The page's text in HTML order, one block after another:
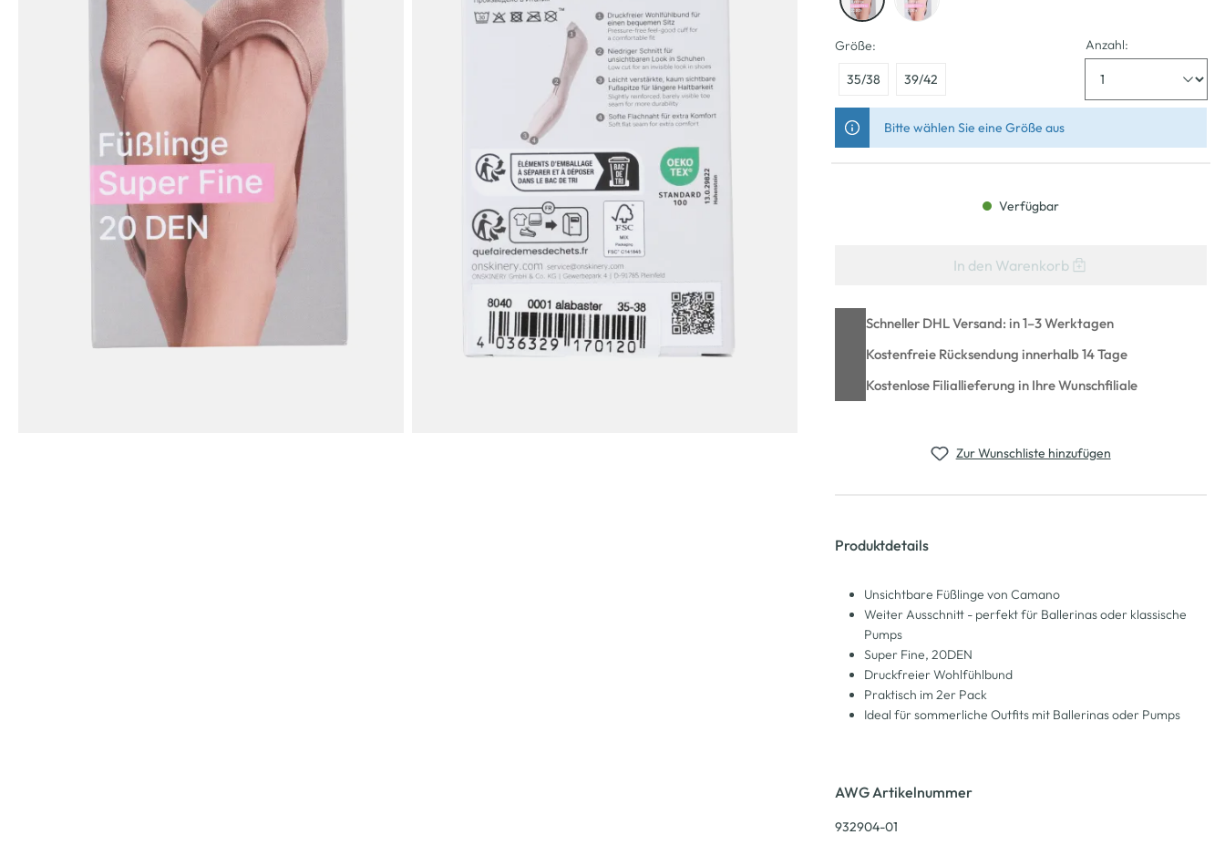
Größe:
35/38 39/42
Anzahl:
Bitte wählen Sie eine Größe aus
Verfügbar
In den Warenkorb
Schneller DHL Versand: in 1–3 Werktagen
Kostenfreie Rücksendung innerhalb 14 Tage
Kostenlose Filiallieferung in Ihre Wunschfiliale
Zur Wunschliste hinzufügen
Produktdetails
Unsichtbare Füßlinge von Camano
Weiter Ausschnitt - perfekt für Ballerinas oder klassische
Pumps
Super Fine, 20DEN
Druckfreier Wohlfühlbund
Praktisch im 2er Pack
Ideal für sommerliche Outfits mit Ballerinas oder Pumps
AWG Artikelnummer
932904-01